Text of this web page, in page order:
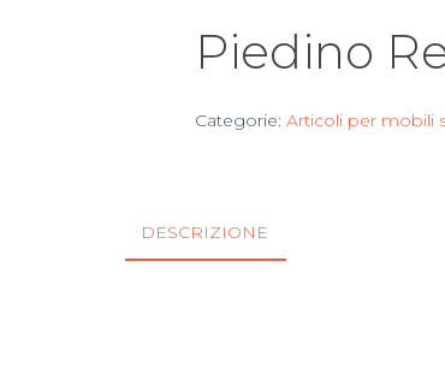
Piedino
Categorie: Articoli per mobili
DESCRIZIONE